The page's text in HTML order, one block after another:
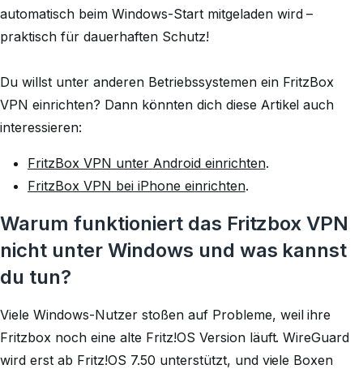
automatisch beim Windows-Start mitgeladen wird –
praktisch für dauerhaften Schutz!
Du willst unter anderen Betriebssystemen ein FritzBox
VPN einrichten? Dann könnten dich diese Artikel auch
interessieren:
FritzBox VPN unter Android einrichten.
FritzBox VPN bei iPhone einrichten.
Warum funktioniert das Fritzbox VPN
nicht unter Windows und was kannst
du tun?
Viele Windows-Nutzer stoßen auf Probleme, weil ihre
Fritzbox noch eine alte Fritz!OS Version läuft. WireGuard
wird erst ab Fritz!OS 7.50 unterstützt, und viele Boxen